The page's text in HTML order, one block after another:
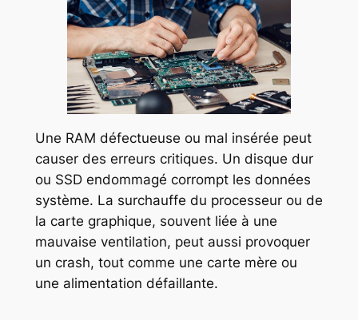
Une RAM défectueuse ou mal insérée peut
causer des erreurs critiques. Un disque dur
ou SSD endommagé corrompt les données
système. La surchauffe du processeur ou de
la carte graphique, souvent liée à une
mauvaise ventilation, peut aussi provoquer
un crash, tout comme une carte mère ou
une alimentation défaillante.